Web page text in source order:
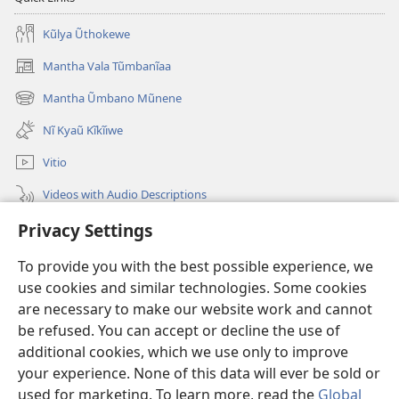
Privacy Settings
To provide you with the best possible experience, we
use cookies and similar technologies. Some cookies
are necessary to make our website work and cannot
be refused. You can accept or decline the use of
additional cookies, which we use only to improve
your experience. None of this data will ever be sold or
used for marketing. To learn more, read the Global
Kũlya Ũthokewe
Mantha Vala Tũmbanĩaa
(opens
new
window)
Mantha Ũmbano Mũnene
(opens
new
window)
Nĩ Kyaũ Kĩkĩiwe
Vitio
Videos with Audio Descriptions
Mantha
Mĩvothi
(opens
new
window)Watchtower LIBRARY INDANETINĨ™
(opens
new
window)JW Hub ®
(opens
new